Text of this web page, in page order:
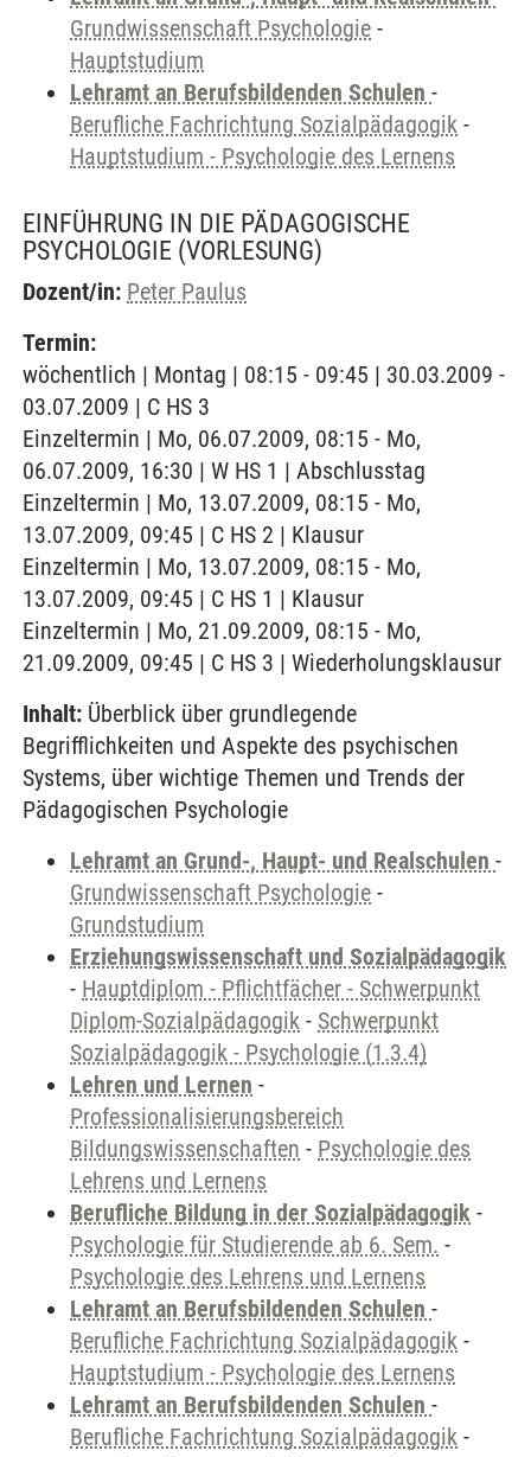
Grundwissenschaft Psychologie -
Hauptstudium
Lehramt an Berufsbildenden Schulen -
Berufliche Fachrichtung Sozialpädagogik -
Hauptstudium - Psychologie des Lernens
EINFÜHRUNG IN DIE PÄDAGOGISCHE
PSYCHOLOGIE (VORLESUNG)
Dozent/in: Peter Paulus
Termin:
wöchentlich | Montag | 08:15 - 09:45 | 30.03.2009 -
03.07.2009 | C HS 3
Einzeltermin | Mo, 06.07.2009, 08:15 - Mo,
06.07.2009, 16:30 | W HS 1 | Abschlusstag
Einzeltermin | Mo, 13.07.2009, 08:15 - Mo,
13.07.2009, 09:45 | C HS 2 | Klausur
Einzeltermin | Mo, 13.07.2009, 08:15 - Mo,
13.07.2009, 09:45 | C HS 1 | Klausur
Einzeltermin | Mo, 21.09.2009, 08:15 - Mo,
21.09.2009, 09:45 | C HS 3 | Wiederholungsklausur
Inhalt: Überblick über grundlegende
Begrifflichkeiten und Aspekte des psychischen
Systems, über wichtige Themen und Trends der
Pädagogischen Psychologie
Lehramt an Grund-, Haupt- und Realschulen -
Grundwissenschaft Psychologie -
Grundstudium
Erziehungswissenschaft und Sozialpädagogik
- Hauptdiplom - Pflichtfächer - Schwerpunkt
Diplom-Sozialpädagogik - Schwerpunkt
Sozialpädagogik - Psychologie (1.3.4)
Lehren und Lernen -
Professionalisierungsbereich
Bildungswissenschaften - Psychologie des
Lehrens und Lernens
Berufliche Bildung in der Sozialpädagogik -
Psychologie für Studierende ab 6. Sem. -
Psychologie des Lehrens und Lernens
Lehramt an Berufsbildenden Schulen -
Berufliche Fachrichtung Sozialpädagogik -
Hauptstudium - Psychologie des Lernens
Lehramt an Berufsbildenden Schulen -
Berufliche Fachrichtung Sozialpädagogik -